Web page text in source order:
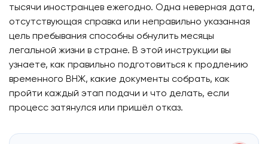
тысячи иностранцев ежегодно. Одна неверная дата,
отсутствующая справка или неправильно указанная
цель пребывания способны обнулить месяцы
легальной жизни в стране. В этой инструкции вы
узнаете, как правильно подготовиться к продлению
временного ВНЖ, какие документы собрать, как
пройти каждый этап подачи и что делать, если
процесс затянулся или пришёл отказ.